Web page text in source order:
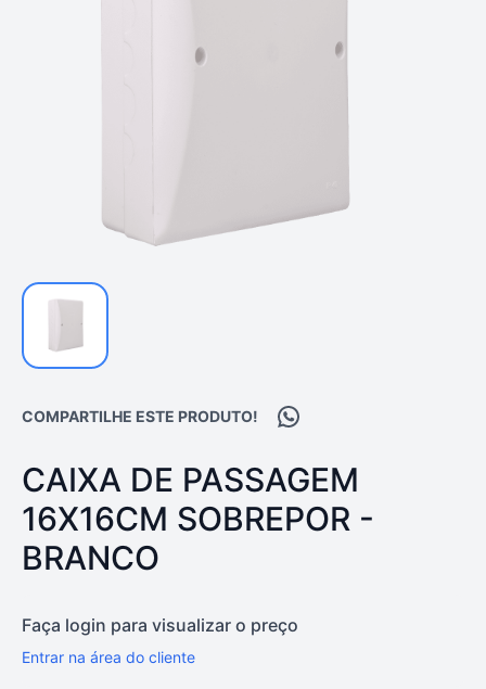
COMPARTILHE ESTE PRODUTO! Compartilhar no
PRODUTO:
CAIXA DE PASSAGEM
16X16CM SOBREPOR -
BRANCO
Faça login para visualizar o preço
Entrar na área do cliente